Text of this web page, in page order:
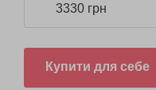
3330 грн
Купити для себе